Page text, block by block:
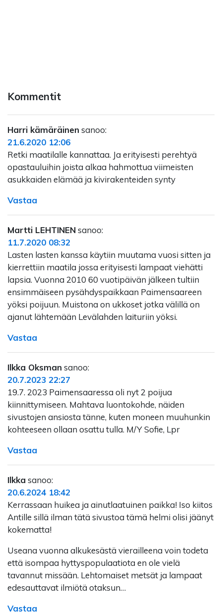
Kommentit
Harri kämäräinen sanoo:
21.6.2020 12:06
Retki maatilalle kannattaa. Ja erityisesti perehtyä
opastauluihin joista alkaa hahmottua viimeisten
asukkaiden elämää ja kivirakenteiden synty
Vastaa
Martti LEHTINENsanoo:
11.7.2020 08:32
Lasten lasten kanssa käytiin muutama vuosi sitten ja
kierrettiin maatila jossa erityisesti lampaat viehätti
lapsia. Vuonna 2010 60 vuotipäivän jälkeen tultiin
ensimmäiseen pysähdyspaikkaan Paimensaareen
yöksi poijuun. Muistona on ukkoset jotka välillä on
ajanut lähtemään Levälahden laituriin yöksi.
Vastaa
Ilkka Oksman sanoo:
20.7.2023 22:27
19.7. 2023 Paimensaaressa oli nyt 2 poijua
kiinnittymiseen. Mahtava luontokohde, näiden
sivustojen ansiosta tänne, kuten moneen muuhunkin
kohteeseen ollaan osattu tulla. M/Y Sofie, Lpr
Vastaa
Ilkka sanoo:
20.6.2024 18:42
Kerrassaan huikea ja ainutlaatuinen paikka! Iso kiitos
Antille sillä ilman tätä sivustoa tämä helmi olisi jäänyt
kokematta!
Useana vuonna alkukesästä vierailleena voin todeta
että isompaa hyttyspopulaatiota en ole vielä
tavannut missään. Lehtomaiset metsät ja lampaat
edesauttavat ilmiötä otaksun…
Vastaa